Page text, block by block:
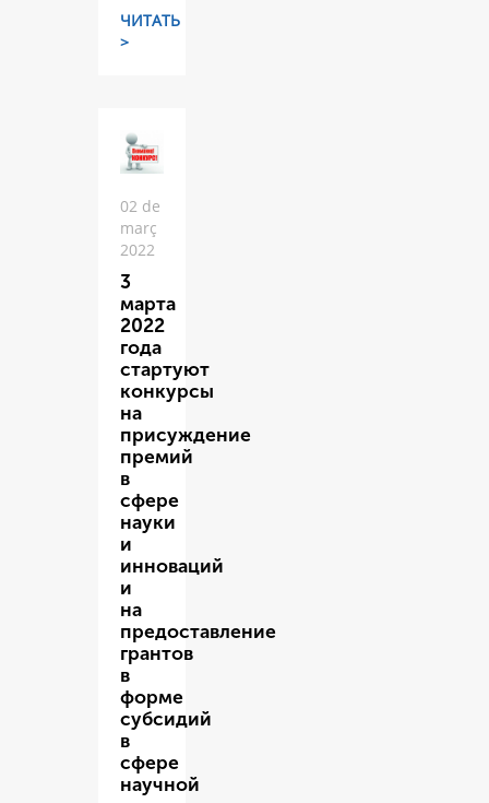
ЧИТАТЬ
>
02 de
març
2022
3
марта
2022
года
стартуют
конкурсы
на
присуждение
премий
в
сфере
науки
и
инноваций
и
на
предоставление
грантов
в
форме
субсидий
в
сфере
научной